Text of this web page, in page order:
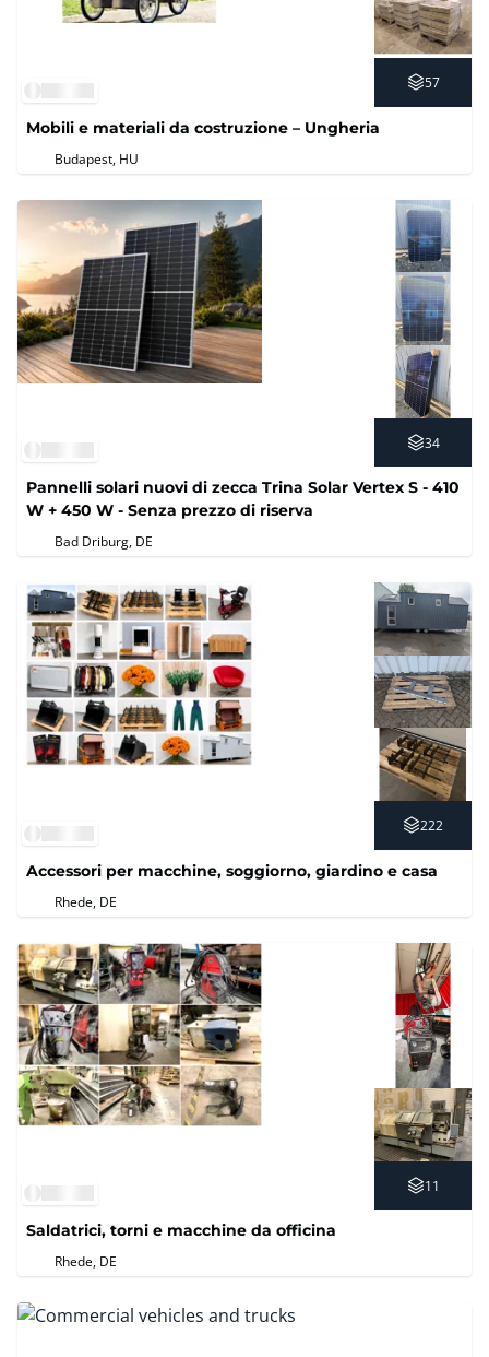
57
Mobili e materiali da costruzione – Ungheria
Budapest, HU
34
Pannelli solari nuovi di zecca Trina Solar Vertex S - 410
W + 450 W - Senza prezzo di riserva
Bad Driburg, DE
222
Accessori per macchine, soggiorno, giardino e casa
Rhede, DE
11
Saldatrici, torni e macchine da officina
Rhede, DE